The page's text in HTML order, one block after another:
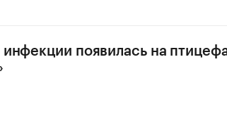
появилась на